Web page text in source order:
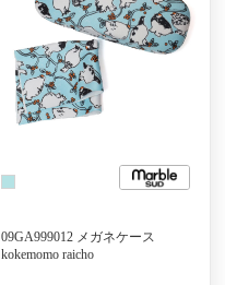
09GA999012 メガネケース
kokemomo raicho